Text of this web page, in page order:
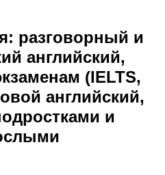
: разговорный и
английский,
(IELTS,
английский,
и